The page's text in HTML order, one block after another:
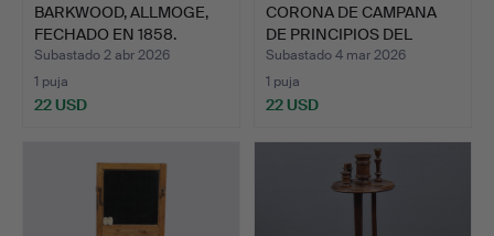
BARKWOOD, ALLMOGE,
FECHADO EN 1858.
Subastado 2 abr 2026
1 puja
22 USD
CORONA DE CAMPANA
DE PRINCIPIOS DEL
SIGLO …
Subastado 4 mar 2026
1 puja
22 USD